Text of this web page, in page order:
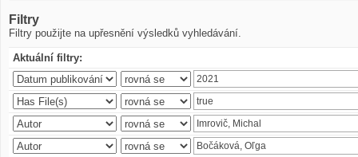
Filtry
Filtry použijte na upřesnění výsledků vyhledávání.
Aktuální filtry: